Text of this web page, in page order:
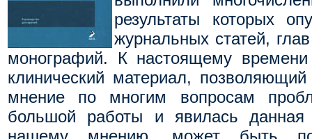
результаты которых
журнальных статей,
монографий. К настоящему
клинический материал,
мнение по многим вопросам
большой работы и явилась данная